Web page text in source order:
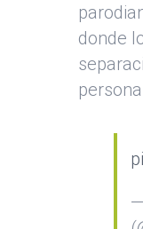
donde